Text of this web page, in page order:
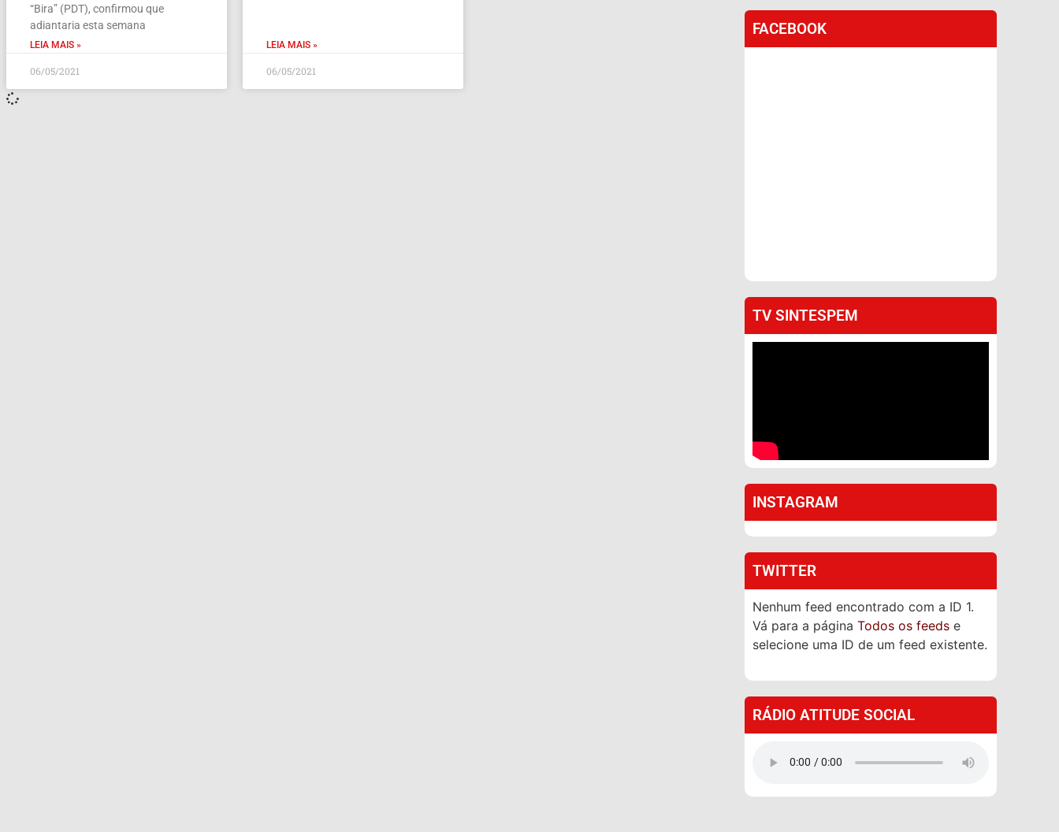
“Bira” (PDT), confirmou que
adiantaria esta semana
LEIA MAIS »
06/05/2021
LEIA MAIS »
06/05/2021
FACEBOOK
TV SINTESPEM
INSTAGRAM
TWITTER
Nenhum feed encontrado com a ID 1.
Vá para a página Todos os feedse
selecione uma ID de um feed existente.
RÁDIO ATITUDE SOCIAL